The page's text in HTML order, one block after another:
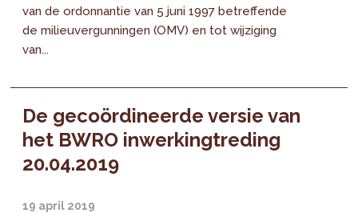
van de ordonnantie van 5 juni 1997 betreffende
de milieuvergunningen (OMV) en tot wijziging
van...
De gecoördineerde versie van
het BWRO inwerkingtreding
20.04.2019
19 april 2019